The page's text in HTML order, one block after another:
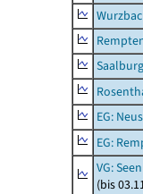
EG:
EG:
VG:
(bis